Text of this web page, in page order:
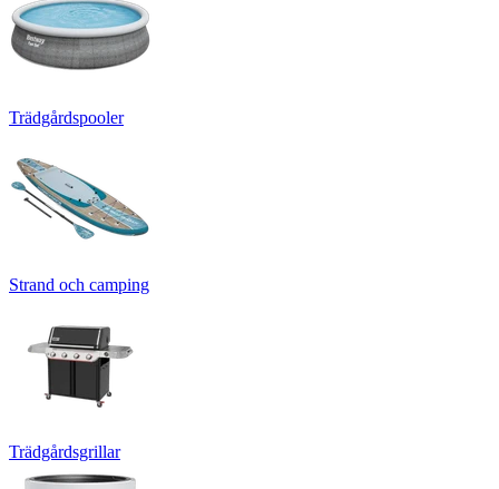
Trädgårdspooler
Strand och camping
Trädgårdsgrillar